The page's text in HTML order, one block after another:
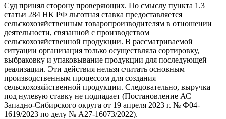
Суд принял сторону проверяющих. По смыслу пункта 1.3
статьи 284 НК РФ льготная ставка предоставляется
сельскохозяйственным товаропроизводителям в отношении
деятельности, связанной с производством
сельскохозяйственной продукции. В рассматриваемой
ситуации организация только осуществляла сортировку,
выбраковку и упаковывание продукции для последующей
реализации. Эти действия нельзя считать основным
производственным процессом для создания
сельскохозяйственной продукции. Следовательно, выручка
под нулевую ставку не подпадает (Постановление АС
Западно-Сибирского округа от 19 апреля 2023 г. № Ф04-
1619/2023 по делу № А27-16073/2022).